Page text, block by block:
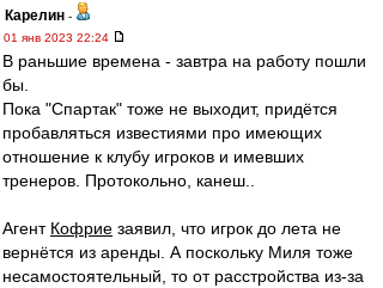
Карелин -
01 янв 2023 22:24
В раньшие времена - завтра на работу пошли
бы.
Пока "Спартак" тоже не выходит, придётся
пробавляться известиями про имеющих
отношение к клубу игроков и имевших
тренеров. Протокольно, канеш..
Агент Кофрие заявил, что игрок до лета не
вернётся из аренды. А поскольку Миля тоже
несамостоятельный, то от расстройства из-за